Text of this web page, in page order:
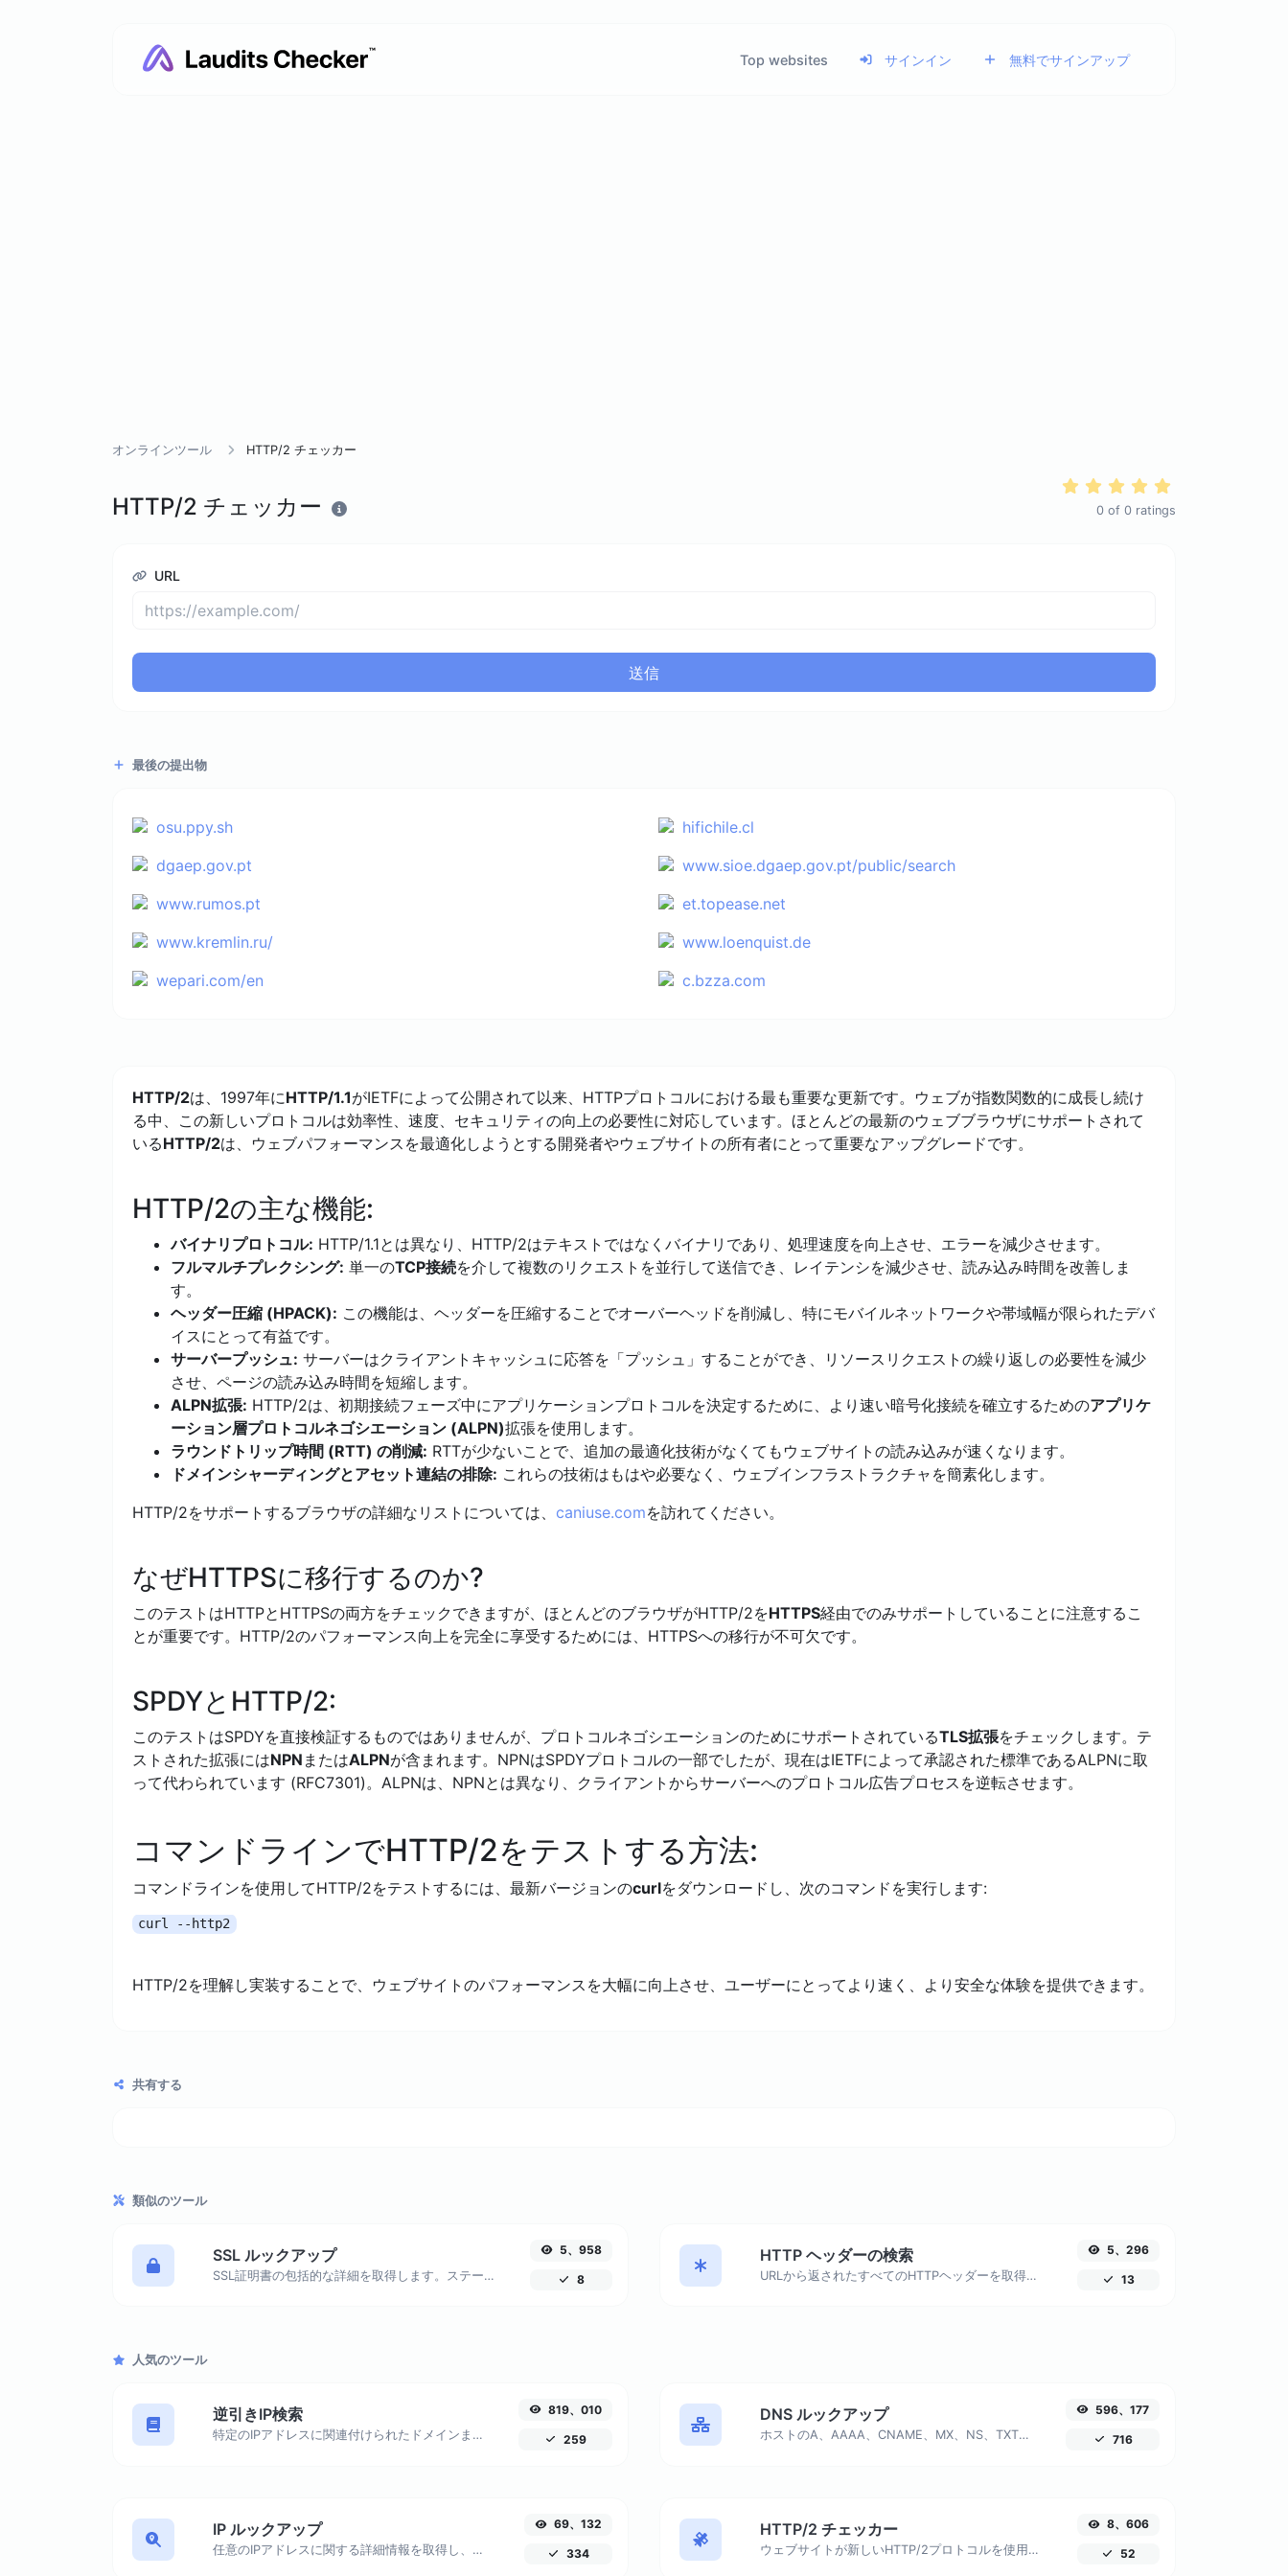
Top websites サインイン 無料でサインアップ
オンラインツール HTTP/2 チェッカー
HTTP/2 チェッカー 0 of 0 ratings
URL
送信
最後の提出物
osu.ppy.sh
hifichile.cl
dgaep.gov.pt
www.sioe.dgaep.gov.pt/public/search
www.rumos.pt
et.topease.net
www.kremlin.ru/
www.loenquist.de
wepari.com/en
c.bzza.com
HTTP/2は、1997年にHTTP/1.1がIETFによって公開されて以来、HTTPプロトコルにおける最も重要な更新です。ウェブが指数関数的に成長し続け
る中、この新しいプロトコルは効率性、速度、セキュリティの向上の必要性に対応しています。ほとんどの最新のウェブブラウザにサポートされて
いるHTTP/2は、ウェブパフォーマンスを最適化しようとする開発者やウェブサイトの所有者にとって重要なアップグレードです。
HTTP/2の主な機能:
バイナリプロトコル: HTTP/1.1とは異なり、HTTP/2はテキストではなくバイナリであり、処理速度を向上させ、エラーを減少させます。
フルマルチプレクシング: 単一のTCP接続を介して複数のリクエストを並行して送信でき、レイテンシを減少させ、読み込み時間を改善しま
す。
ヘッダー圧縮 (HPACK): この機能は、ヘッダーを圧縮することでオーバーヘッドを削減し、特にモバイルネットワークや帯域幅が限られたデバ
イスにとって有益です。
サーバープッシュ: サーバーはクライアントキャッシュに応答を「プッシュ」することができ、リソースリクエストの繰り返しの必要性を減少
させ、ページの読み込み時間を短縮します。
ALPN拡張: HTTP/2は、初期接続フェーズ中にアプリケーションプロトコルを決定するために、より速い暗号化接続を確立するためのアプリケ
ーション層プロトコルネゴシエーション (ALPN)拡張を使用します。
ラウンドトリップ時間 (RTT) の削減: RTTが少ないことで、追加の最適化技術がなくてもウェブサイトの読み込みが速くなります。
ドメインシャーディングとアセット連結の排除: これらの技術はもはや必要なく、ウェブインフラストラクチャを簡素化します。
HTTP/2をサポートするブラウザの詳細なリストについては、 caniuse.comを訪れてください。
なぜHTTPSに移行するのか?
このテストはHTTPとHTTPSの両方をチェックできますが、ほとんどのブラウザがHTTP/2をHTTPS経由でのみサポートしていることに注意するこ
とが重要です。HTTP/2のパフォーマンス向上を完全に享受するためには、HTTPSへの移行が不可欠です。
SPDYとHTTP/2:
このテストはSPDYを直接検証するものではありませんが、プロトコルネゴシエーションのためにサポートされているTLS拡張をチェックします。テ
ストされた拡張にはNPN またはALPNが含まれます。NPNはSPDYプロトコルの一部でしたが、現在はIETFによって承認された標準であるALPNに取
って代わられています (RFC7301)。ALPNは、NPNとは異なり、クライアントからサーバーへのプロトコル広告プロセスを逆転させます。
コマンドラインでHTTP/2をテストする方法:
コマンドラインを使用してHTTP/2をテストするには、最新バージョンのcurlをダウンロードし、次のコマンドを実行します:
curl --http2
HTTP/2を理解し実装することで、ウェブサイトのパフォーマンスを大幅に向上させ、ユーザーにとってより速く、より安全な体験を提供できます。
共有する
類似のツール
SSL ルックアップ
SSL証明書の包括的な詳細を取得します。ステータス、発行日と有効期限、組織などを含みます。使いやすいツールで、ウェブサイトのセキュリティとコンプライアンスを確保してください。
5、958
8
HTTP ヘッダーの検索
URLから返されたすべてのHTTPヘッダーを取得します。Server、Set-Cookie、Cache-Control、Content-Typeなどのヘッダーを分析します。
5、296
13
人気のツール
逆引きIP検索
特定のIPアドレスに関連付けられたドメインまたはホストを特定します。任意のIPに接続されているホストに関する詳細情報を取得します。
819、010
259
DNS ルックアップ
ホストのA、AAAA、CNAME、MX、NS、TXT、SOA DNSレコードを見つけます。
596、177
716
IP ルックアップ
任意のIPアドレスに関する詳細情報を取得し、地理的位置、ISPの詳細などを含みます。
69、132
334
HTTP/2 チェッカー
ウェブサイトが新しいHTTP/2プロトコルを使用しているかどうかを確認します。HTTP/2の利点を最大限に活用するために、HTTPSへの移行がなぜ重要なのかを明らかにします。
8、606
52